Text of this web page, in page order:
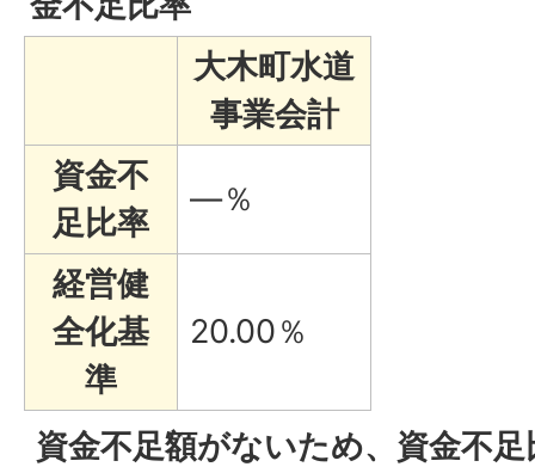
大木町水道
事業会計
資金不
足比率
—％
経営健
全化基
準
20.00％
資金不足額がないため、資金不